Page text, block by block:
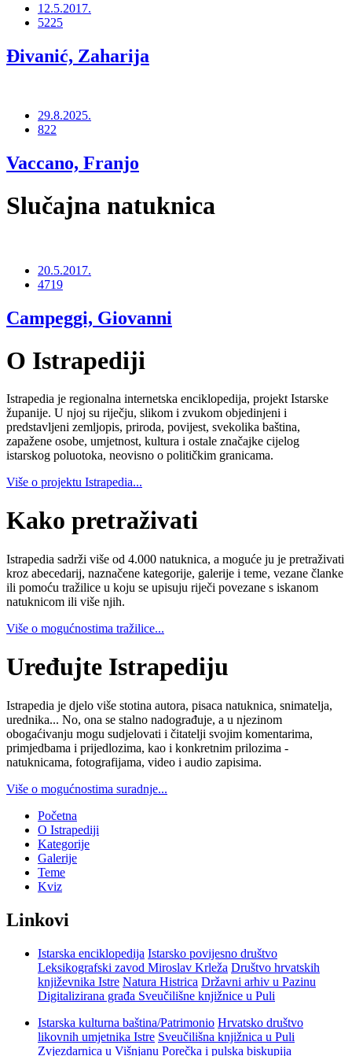
12.5.2017.
5225
Đivanić, Zaharija
29.8.2025.
822
Vaccano, Franjo
Slučajna natuknica
20.5.2017.
4719
Campeggi, Giovanni
O Istrapediji
Istrapedia je regionalna internetska enciklopedija, projekt Istarske
županije. U njoj su riječju, slikom i zvukom objedinjeni i
predstavljeni zemljopis, priroda, povijest, svekolika baština,
zapažene osobe, umjetnost, kultura i ostale značajke cijelog
istarskog poluotoka, neovisno o političkim granicama.
Više o projektu Istrapedia...
Kako pretraživati
Istrapedia sadrži više od 4.000 natuknica, a moguće ju je pretraživati
kroz abecedarij, naznačene kategorije, galerije i teme, vezane članke
ili pomoću tražilice u koju se upisuju riječi povezane s iskanom
natuknicom ili više njih.
Više o mogućnostima tražilice...
Uređujte Istrapediju
Istrapedia je djelo više stotina autora, pisaca natuknica, snimatelja,
urednika... No, ona se stalno nadograđuje, a u njezinom
obogaćivanju mogu sudjelovati i čitatelji svojim komentarima,
primjedbama i prijedlozima, kao i konkretnim prilozima -
natuknicama, fotografijama, video i audio zapisima.
Više o mogućnostima suradnje...
Početna
O Istrapediji
Kategorije
Galerije
Teme
Kviz
Linkovi
Istarska enciklopedija Istarsko povijesno društvo
Leksikografski zavod Miroslav Krleža Društvo hrvatskih
književnika Istre Natura Histrica Državni arhiv u Pazinu
Digitalizirana građa Sveučilišne knjižnice u Puli
Istarska kulturna baština/Patrimonio Hrvatsko društvo
likovnih umjetnika Istre Sveučilišna knjižnica u Puli
Zvjezdarnica u Višnjanu Porečka i pulska biskupija